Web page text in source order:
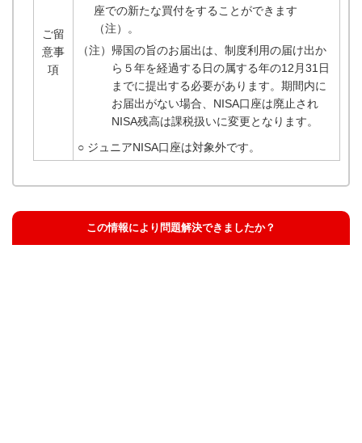
ご留
意事
項
座での新たな買付をすることができます
（注）。
（注）帰国の旨のお届出は、制度利用の届け出か
ら５年を経過する日の属する年の12月31日
までに提出する必要があります。期間内に
お届出がない場合、NISA口座は廃止され
NISA残高は課税扱いに変更となります。
○ ジュニアNISA口座は対象外です。
この情報により問題解決できましたか？